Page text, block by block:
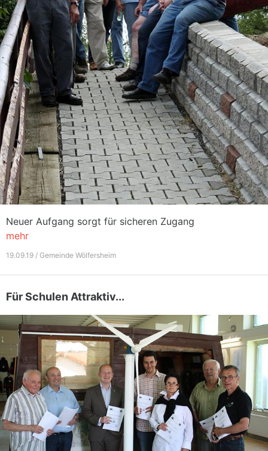
Neuer Aufgang sorgt für sicheren Zugang
mehr
19.09.19 / Gemeinde Wölfersheim
Für Schulen Attraktiv...